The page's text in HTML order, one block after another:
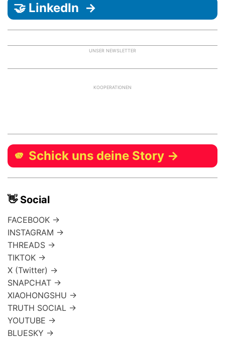
🤝 LinkedIn →
UNSER NEWSLETTER
KOOPERATIONEN
🫵 Schick uns deine Story →
👋 Social
FACEBOOK →
INSTAGRAM →
THREADS →
TIKTOK →
X (Twitter) →
SNAPCHAT →
XIAOHONGSHU →
TRUTH SOCIAL →
YOUTUBE →
BLUESKY →